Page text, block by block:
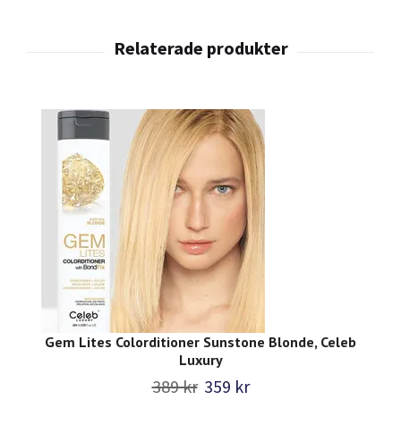
Gem Lites Colorditioner Sunstone Blonde, Celeb
Luxury
389 kr 359 kr